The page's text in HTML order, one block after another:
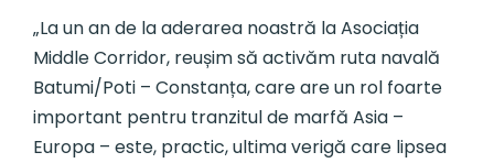
„La un an de la aderarea noastră la Asociația
Middle Corridor, reușim să activăm ruta navală
Batumi/Poti – Constanța, care are un rol foarte
important pentru tranzitul de marfă Asia –
Europa – este, practic, ultima verigă care lipsea